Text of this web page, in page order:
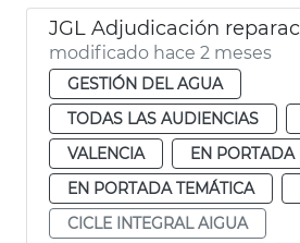
modificado hace 2 meses
GESTIÓN DEL AGUA
TODAS LAS AUDIENCIAS
VALENCIA
EN PORTADA
EN PORTADA TEMÁTICA
CICLE INTEGRAL AIGUA